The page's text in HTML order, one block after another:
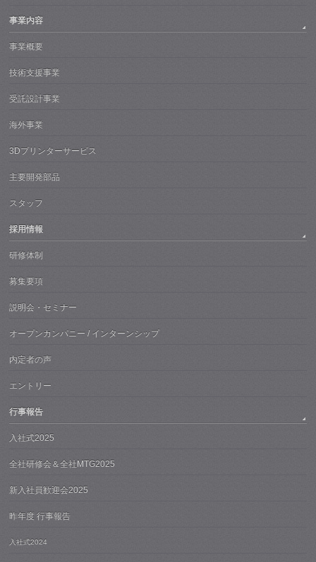
事業内容
事業概要
技術支援事業
受託設計事業
海外事業
3Dプリンターサービス
主要開発部品
スタッフ
採用情報
研修体制
募集要項
説明会・セミナー
オープンカンパニー / インターンシップ
内定者の声
エントリー
行事報告
入社式2025
全社研修会＆全社MTG2025
新入社員歓迎会2025
昨年度 行事報告
入社式2024